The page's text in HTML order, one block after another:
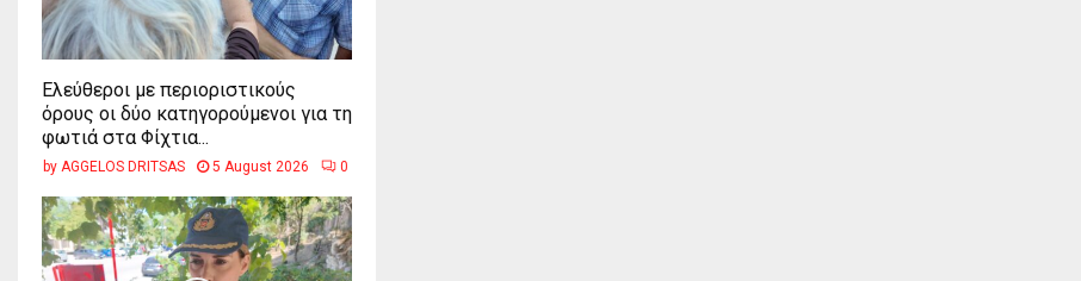
Ελεύθεροι με περιοριστικούς
όρους οι δύο κατηγορούμενοι για τη
φωτιά στα Φίχτια...
by AGGELOS DRITSAS 5 August 2026 0